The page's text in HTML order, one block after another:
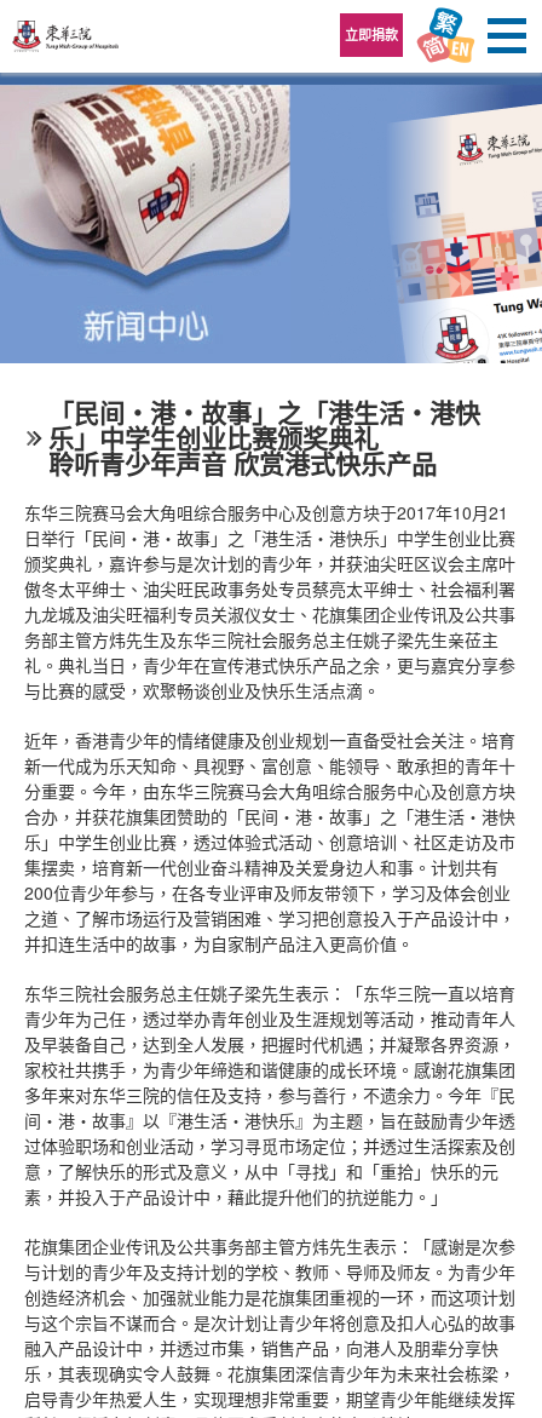
立即捐款
「民间‧港‧故事」之「港生活‧港快
乐」中学生创业比赛颁奖典礼
聆听青少年声音 欣赏港式快乐产品
东华三院赛马会大角咀综合服务中心及创意方块于2017年10月21
日举行「民间‧港‧故事」之「港生活‧港快乐」中学生创业比赛
颁奖典礼，嘉许参与是次计划的青少年，并获油尖旺区议会主席叶
傲冬太平绅士、油尖旺民政事务处专员蔡亮太平绅士、社会福利署
九龙城及油尖旺福利专员关淑仪女士、花旗集团企业传讯及公共事
务部主管方炜先生及东华三院社会服务总主任姚子梁先生亲莅主
礼。典礼当日，青少年在宣传港式快乐产品之余，更与嘉宾分享参
与比赛的感受，欢聚畅谈创业及快乐生活点滴。
近年，香港青少年的情绪健康及创业规划一直备受社会关注。培育
新一代成为乐天知命、具视野、富创意、能领导、敢承担的青年十
分重要。今年，由东华三院赛马会大角咀综合服务中心及创意方块
合办，并获花旗集团赞助的「民间‧港‧故事」之「港生活‧港快
乐」中学生创业比赛，透过体验式活动、创意培训、社区走访及市
集摆卖，培育新一代创业奋斗精神及关爱身边人和事。计划共有
200位青少年参与，在各专业评审及师友带领下，学习及体会创业
之道、了解市场运行及营销困难、学习把创意投入于产品设计中，
并扣连生活中的故事，为自家制产品注入更高价值。
东华三院社会服务总主任姚子梁先生表示：「东华三院一直以培育
青少年为己任，透过举办青年创业及生涯规划等活动，推动青年人
及早装备自己，达到全人发展，把握时代机遇；并凝聚各界资源，
家校社共携手，为青少年缔造和谐健康的成长环境。感谢花旗集团
多年来对东华三院的信任及支持，参与善行，不遗余力。今年『民
间‧港‧故事』以『港生活‧港快乐』为主题，旨在鼓励青少年透
过体验职场和创业活动，学习寻觅市场定位；并透过生活探索及创
意，了解快乐的形式及意义，从中「寻找」和「重拾」快乐的元
素，并投入于产品设计中，藉此提升他们的抗逆能力。」
花旗集团企业传讯及公共事务部主管方炜先生表示：「感谢是次参
与计划的青少年及支持计划的学校、教师、导师及师友。为青少年
创造经济机会、加强就业能力是花旗集团重视的一环，而这项计划
与这个宗旨不谋而合。是次计划让青少年将创意及扣人心弘的故事
融入产品设计中，并透过市集，销售产品，向港人及朋辈分享快
乐，其表现确实令人鼓舞。花旗集团深信青少年为未来社会栋梁，
启导青少年热爱人生，实现理想非常重要，期望青少年能继续发挥